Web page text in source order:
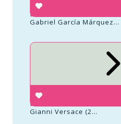
Gabriel García Márquez...
Gianni Versace (2...